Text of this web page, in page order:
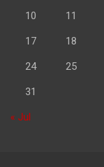
10 11
17 18
24 25
31
« Jul